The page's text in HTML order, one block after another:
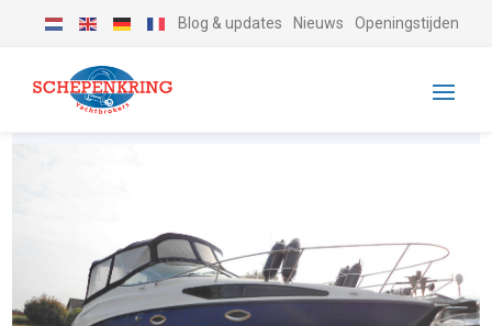
Blog & updates Nieuws Openingstijden